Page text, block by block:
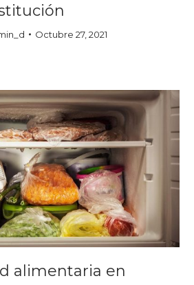
Octubre 27, 2021
alimentaria en